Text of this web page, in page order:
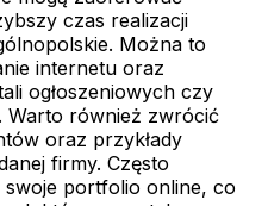
czas realizacji
Można to
internetu oraz
ogłoszeniowych czy
Warto również zwrócić
oraz przykłady
firmy. Często
portfolio online, co